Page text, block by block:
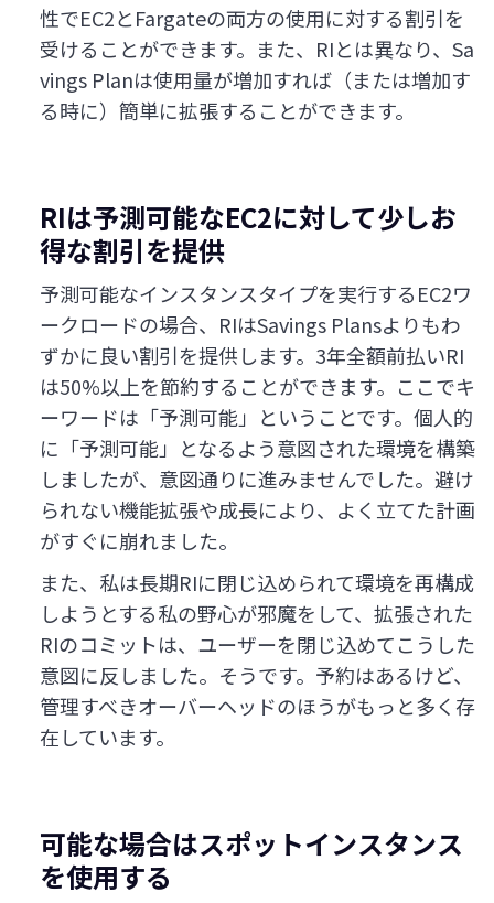
性でEC2とFargateの両方の使用に対する割引を
受けることができます。また、RIとは異なり、Sa
vings Planは使用量が増加すれば（または増加す
る時に）簡単に拡張することができます。
RIは予測可能なEC2に対して少しお
得な割引を提供
予測可能なインスタンスタイプを実行するEC2ワ
ークロードの場合、RIはSavings Plansよりもわ
ずかに良い割引を提供します。3年全額前払いRI
は50%以上を節約することができます。ここでキ
ーワードは「予測可能」ということです。個人的
に「予測可能」となるよう意図された環境を構築
しましたが、意図通りに進みませんでした。避け
られない機能拡張や成長により、よく立てた計画
がすぐに崩れました。
また、私は長期RIに閉じ込められて環境を再構成
しようとする私の野心が邪魔をして、拡張された
RIのコミットは、ユーザーを閉じ込めてこうした
意図に反しました。そうです。予約はあるけど、
管理すべきオーバーヘッドのほうがもっと多く存
在しています。
可能な場合はスポットインスタンス
を使用する